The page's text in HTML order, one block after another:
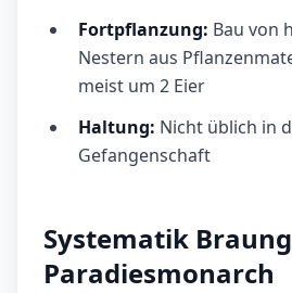
Fortpflanzung: Bau von
Nestern aus
meist um 2 Eier
Haltung: Nicht üblich in
Gefangenschaft
Systematik
Paradiesmonarch